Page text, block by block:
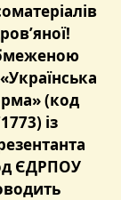
(код
із
ЄДРПОУ